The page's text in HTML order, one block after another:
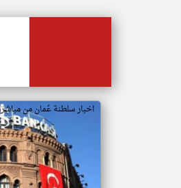
اخبار سلطنة عُمان من مباشر